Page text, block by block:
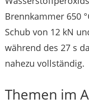
Brennkammer 650
Schub von 12 kN
während des 27 s
nahezu vollständig.
Themen im